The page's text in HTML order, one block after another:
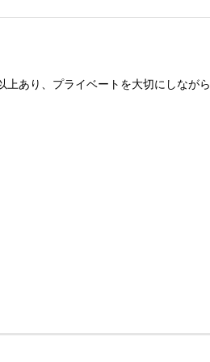
あり、プライベートを大切にしながら